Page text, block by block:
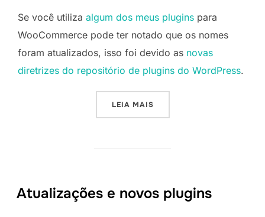
Se você utiliza algum dos meus plugins para
WooCommerce pode ter notado que os nomes
foram atualizados, isso foi devido as novas
diretrizes do repositório de plugins do WordPress.
LEIA MAIS“OS NOMES DOS MEUS
Atualizações e novos plugins